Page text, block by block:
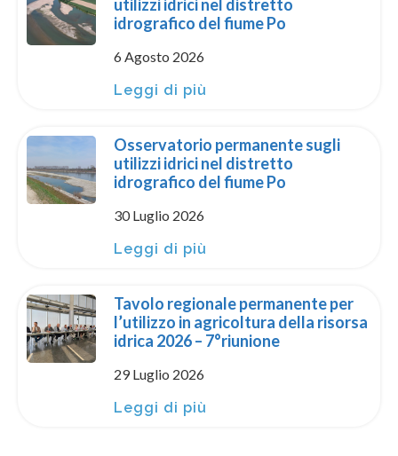
utilizzi idrici nel distretto
idrografico del fiume Po
6 Agosto 2026
Leggi di più
Osservatorio permanente sugli
utilizzi idrici nel distretto
idrografico del fiume Po
30 Luglio 2026
Leggi di più
Tavolo regionale permanente per
l’utilizzo in agricoltura della risorsa
idrica 2026 – 7°riunione
29 Luglio 2026
Leggi di più